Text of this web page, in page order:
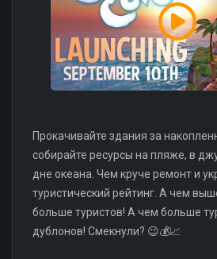
Прокачивайте здания за
собирайте ресурсы на пляже, в
дне океана. Чем круче ремонт и
туристический рейтинг. А чем
больше туристов! А чем больше
дублонов! Смекнули? 😉💰📈